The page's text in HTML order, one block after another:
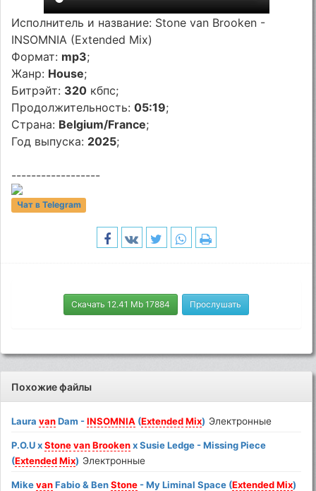
Исполнитель и название: Stone van Brooken -
INSOMNIA (Extended Mix)
Формат: mp3;
Жанр: House;
Битрэйт: 320 кбпс;
Продолжительность:05:19;
Страна: Belgium/France;
Год выпуска: 2025;
------------------
Чат в Telegram
Скачать 12.41 Mb 17884 Прослушать
Похожие файлы
LauravanDam -INSOMNIA (Extended Mix) Электронные
P.O.U xStone van Brookenx Susie Ledge - Missing Piece
(Extended Mix) Электронные
MikevanFabio & BenStone - My Liminal Space (Extended Mix)